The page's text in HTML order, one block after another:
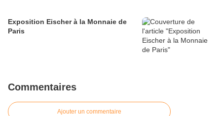
Exposition Eischer à la Monnaie de
Paris
Commentaires
Ajouter un commentaire